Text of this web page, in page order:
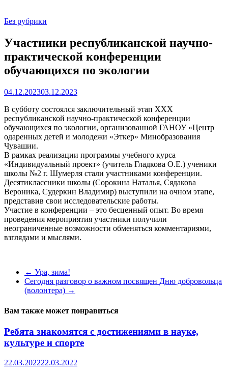
Без рубрики
Участники республиканской научно-
практической конференции
обучающихся по экологии
04.12.202303.12.2023
В субботу состоялся заключительный этап XXX
республиканской научно-практической конференции
обучающихся по экологии, организованной ГАНОУ «Центр
одаренных детей и молодежи «Эткер» Минобразования
Чувашии.
В рамках реализации программы учебного курса
«Индивидуальный проект» (учитель Гладкова О.Е.) ученики
школы №2 г. Шумерля стали участниками конференции.
Десятиклассники школы (Сорокина Наталья, Сядакова
Вероника, Судеркин Владимир) выступили на очном этапе,
представив свои исследовательские работы.
Участие в конференции – это бесценный опыт. Во время
проведения мероприятия участники получили
неограниченные возможности обменяться комментариями,
взглядами и мыслями.
← Ура, зима!
Сегодня разговор о важном посвящен Дню добровольца
(волонтера) →
Вам также может понравиться
Ребята знакомятся с достижениями в науке,
культуре и спорте
22.03.202222.03.2022